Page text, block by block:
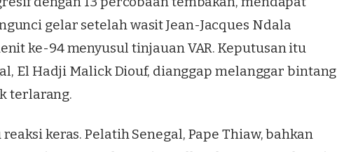
gelar setelah wasit Jean-Jacques Ndala
ke-94 menyusul tinjauan VAR. Keputusan itu
El Hadji Malick Diouf, dianggap melanggar bintang
terlarang.
keras. Pelatih Senegal, Pape Thiaw, bahkan